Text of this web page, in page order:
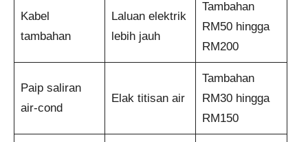
Kabel
tambahan
Laluan elektrik
lebih jauh
Tambahan
RM50 hingga
RM200
Paip saliran
air-cond
Elak titisan air
Tambahan
RM30 hingga
RM150